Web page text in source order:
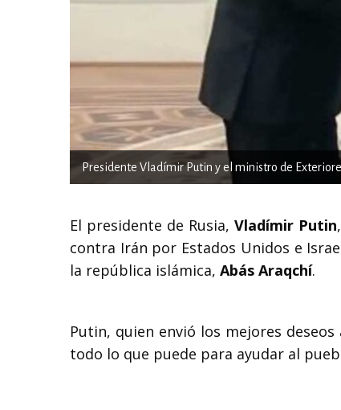
Presidente Vladímir Putin y el ministro de
El presidente de Rusia, Vladímir Putin
contra Irán por Estados Unidos e
la república islámica, Abás Araqchí.
Putin, quien envió los mejores
todo lo que puede para ayudar al